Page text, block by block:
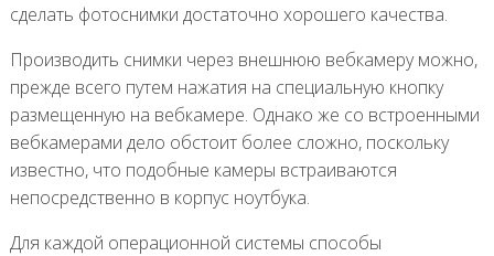
сделать фотоснимки достаточно хорошего качества.
Производить снимки через внешнюю вебкамеру можно,
прежде всего путем нажатия на специальную кнопку
размещенную на вебкамере. Однако же со встроенными
вебкамерами дело обстоит более сложно, поскольку
известно, что подобные камеры встраиваются
непосредственно в корпус ноутбука.
Для каждой операционной системы способы